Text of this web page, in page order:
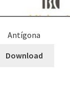
Antígona
Download